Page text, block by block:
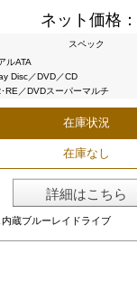
ネット価格：
スペック
ルATA
Disc／DVD／CD
RE／DVDスーパーマルチ
在庫状況
在庫なし
詳細はこちら
内蔵ブルーレイドライブ